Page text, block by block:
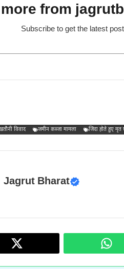
from
Subscribe to get the latest
विवाद जमीन कब्जा मामला जिंदा होते हुए मृत
Jagrut Bharat